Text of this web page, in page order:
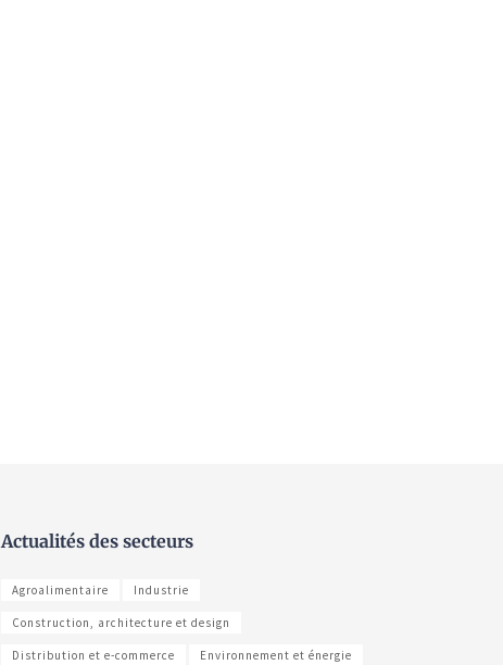
Actualités des secteurs
Agroalimentaire Industrie
Construction, architecture et design
Distribution et e-commerce Environnement et énergie